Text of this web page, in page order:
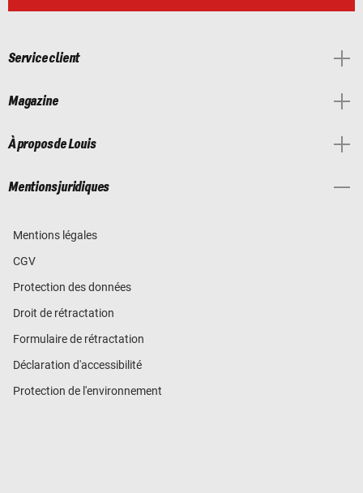
Service client
Magazine
À propos de Louis
Mentions juridiques
Mentions légales
CGV
Protection des données
Droit de rétractation
Formulaire de rétractation
Déclaration d'accessibilité
Protection de l'environnement